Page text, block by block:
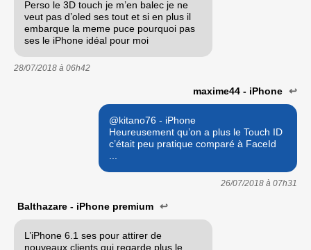
Perso le 3D touch je m’en balec je ne
veut pas d’oled ses tout et si en plus il
embarque la meme puce pourquoi pas
ses le iPhone idéal pour moi
28/07/2018 à 06h42
maxime44 - iPhone ↩
@kitano76 - iPhone
Heureusement qu’on a plus le Touch ID
c’était peu pratique comparé à FaceId
...
26/07/2018 à 07h31
Balthazare - iPhone premium ↩
L’iPhone 6.1 ses pour attirer de
nouveaux clients qui regarde plus le